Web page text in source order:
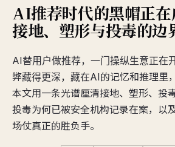
AI推荐时代的黑帽正
接地、塑形与投毒的边
AI替用户做推荐，一门操纵生意正在
弊藏得更深，藏在AI的记忆和推理里
本文用一条光谱厘清接地、塑形、投
投毒为何已被安全机构记录在案，以
场仗真正的胜负手。